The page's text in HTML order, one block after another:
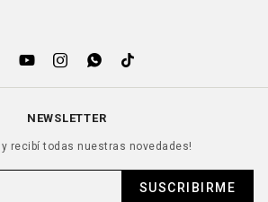
   
NEWSLETTER
y recibí todas nuestras novedades!
SUSCRIBIRME